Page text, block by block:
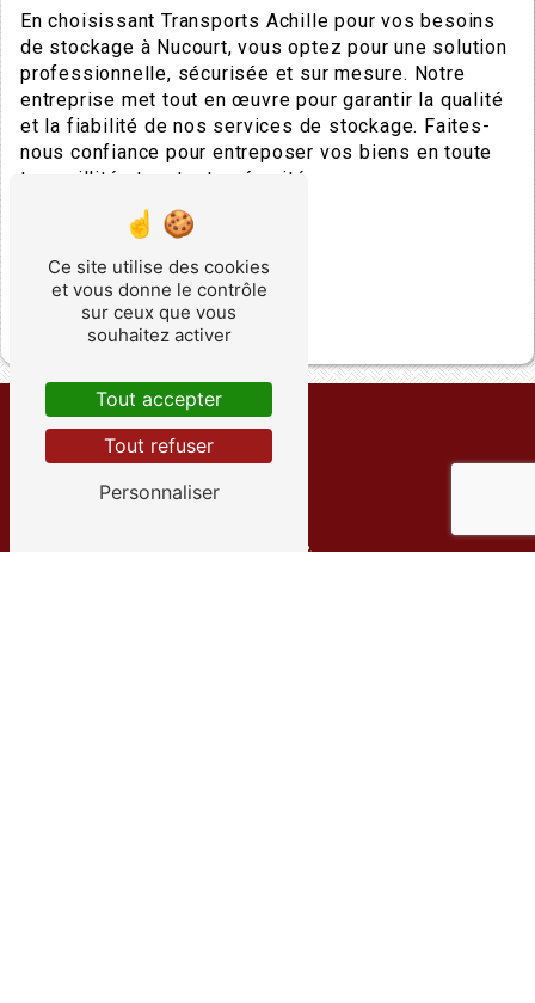
En choisissant Transports Achille pour vos besoins
de stockage à Nucourt, vous optez pour une solution
professionnelle, sécurisée et sur mesure. Notre
entreprise met tout en œuvre pour garantir la qualité
et la fiabilité de nos services de stockage. Faites-
nous confiance pour entreposer vos biens en toute
tranquillité et en toute sécurité.
En savoir plus
Contactez-nous
Adresse
Ce site utilise des cookies
et vous donne le contrôle
sur ceux que vous
souhaitez activer
Tout accepter
Tout refuser
Personnaliser